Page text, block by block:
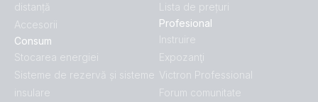
distanță
Accesorii
Consum
Stocarea energiei
Sisteme de rezervă și sisteme
insulare
Lista de prețuri
Profesional
Instruire
Expozanţi
Victron Professional
Forum comunitate